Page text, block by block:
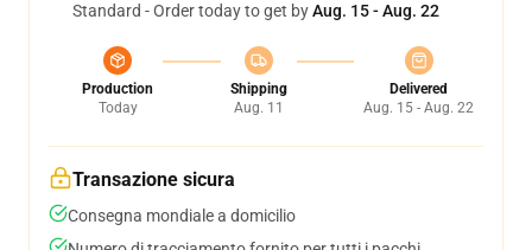
Standard - Order today to get byAug. 15 - Aug. 22
Production
Today
Shipping
Aug. 11
Delivered
Aug. 15 - Aug. 22
Transazione sicura
Consegna mondiale a domicilio